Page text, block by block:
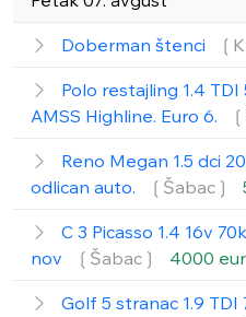
Doberman štenci
Polo restajling 1.4
AMSS Highline. Euro 6.
Reno Megan 1.5 dci
odlican auto.
❲Šabac❳
C 3 Picasso 1.4 16v
nov
❲Šabac❳ 4000 eur
Golf 5 stranac 1.9 TDI